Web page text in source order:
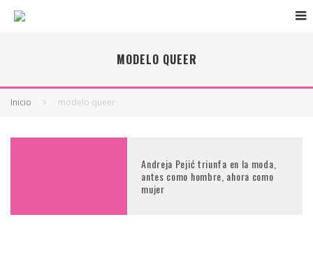
MODELO QUEER
Inicio modelo queer
Andreja Pejić triunfa en la moda,
antes como hombre, ahora como
mujer